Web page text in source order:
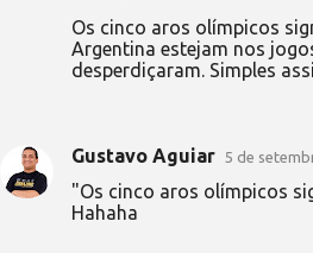
Os cinco aros olímpicos
Argentina estejam nos
desperdiçaram. Simples
Gustavo Aguiar 5 de
"Os cinco aros olímpicos
Hahaha